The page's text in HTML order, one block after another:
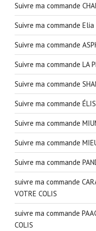
Suivre ma commande
Suivre ma commande Elia
Suivre ma commande
Suivre ma commande LA
Suivre ma commande
Suivre ma commande
Suivre ma commande
Suivre ma commande
Suivre ma commande
suivre ma commande
VOTRE COLIS
suivre ma commande
COLIS